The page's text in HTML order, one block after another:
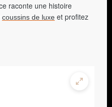
raconte une histoire
coussins de luxe et profitez